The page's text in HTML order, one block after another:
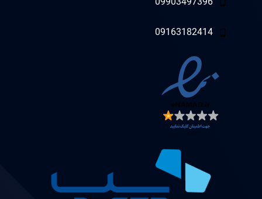
09903497396
09163182414